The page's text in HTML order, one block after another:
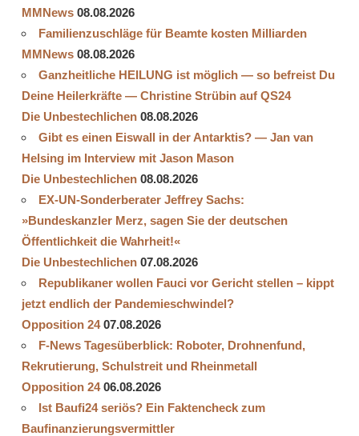
MMNews 08.08.2026
Familienzuschläge für Beamte kosten Milliarden
MMNews 08.08.2026
Ganzheitliche HEILUNG ist möglich — so befreist Du
Deine Heilerkräfte — Christine Strübin auf QS24
Die Unbestechlichen 08.08.2026
Gibt es einen Eiswall in der Antarktis? — Jan van
Helsing im Interview mit Jason Mason
Die Unbestechlichen 08.08.2026
EX-UN-Sonderberater Jeffrey Sachs:
»Bundeskanzler Merz, sagen Sie der deutschen
Öffentlichkeit die Wahrheit!«
Die Unbestechlichen 07.08.2026
Republikaner wollen Fauci vor Gericht stellen – kippt
jetzt endlich der Pandemieschwindel?
Opposition 24 07.08.2026
F-News Tagesüberblick: Roboter, Drohnenfund,
Rekrutierung, Schulstreit und Rheinmetall
Opposition 24 06.08.2026
Ist Baufi24 seriös? Ein Faktencheck zum
Baufinanzierungsvermittler